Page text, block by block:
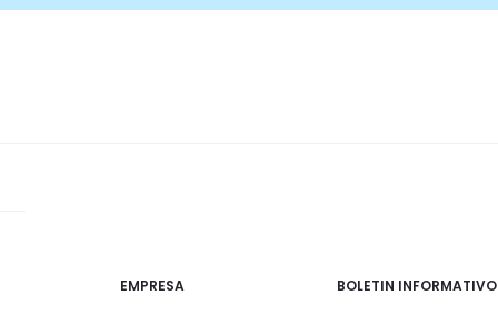
EMPRESA BOLETIN INFORMATIVO